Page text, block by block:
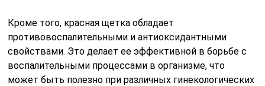
Кроме того, красная щетка обладает
противовоспалительными и антиоксидантными
свойствами. Это делает ее эффективной в борьбе с
воспалительными процессами в организме, что
может быть полезно при различных гинекологических